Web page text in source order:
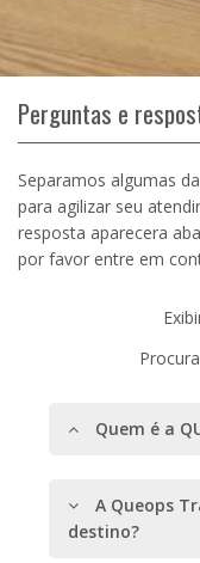
Perguntas e
Separamos algumas
para agilizar seu
resposta aparecera
por favor entre em
Quem é a
A Queops
destino?